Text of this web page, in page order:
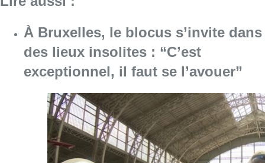
À Bruxelles, le blocus s’invite dans
des lieux insolites : “C’est
exceptionnel, il faut se l’avouer”